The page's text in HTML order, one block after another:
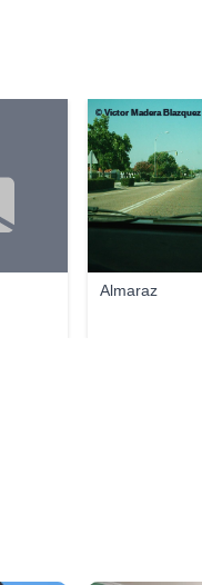
Almaraz
© Victor Madera Blazquez